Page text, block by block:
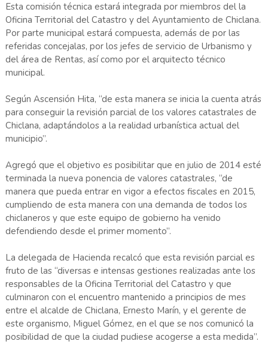
Esta comisión técnica estará integrada por miembros del la
Oficina Territorial del Catastro y del Ayuntamiento de Chiclana.
Por parte municipal estará compuesta, además de por las
referidas concejalas, por los jefes de servicio de Urbanismo y
del área de Rentas, así como por el arquitecto técnico
municipal.
Según Ascensión Hita, “de esta manera se inicia la cuenta atrás
para conseguir la revisión parcial de los valores catastrales de
Chiclana, adaptándolos a la realidad urbanística actual del
municipio”.
Agregó que el objetivo es posibilitar que en julio de 2014 esté
terminada la nueva ponencia de valores catastrales, “de
manera que pueda entrar en vigor a efectos fiscales en 2015,
cumpliendo de esta manera con una demanda de todos los
chiclaneros y que este equipo de gobierno ha venido
defendiendo desde el primer momento”.
La delegada de Hacienda recalcó que esta revisión parcial es
fruto de las “diversas e intensas gestiones realizadas ante los
responsables de la Oficina Territorial del Catastro y que
culminaron con el encuentro mantenido a principios de mes
entre el alcalde de Chiclana, Ernesto Marín, y el gerente de
este organismo, Miguel Gómez, en el que se nos comunicó la
posibilidad de que la ciudad pudiese acogerse a esta medida”.